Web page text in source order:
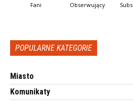
Fani Obserwujący
POPULARNE KATEGORIE
Miasto
Komunikaty